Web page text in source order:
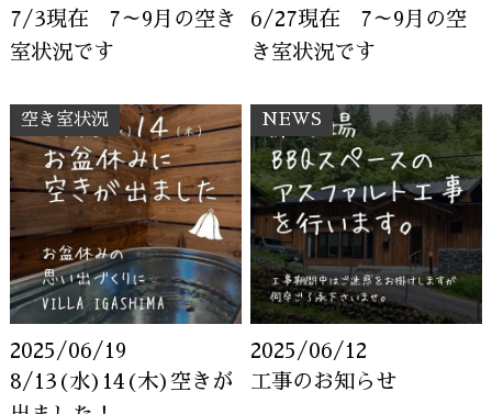
7/3現在 7～9月の空き
室状況です
6/27現在 7～9月の空
き室状況です
2025/06/19
空き室状況
8/13(水)14(木)空きが
2025/06/12
NEWS
工事のお知らせ